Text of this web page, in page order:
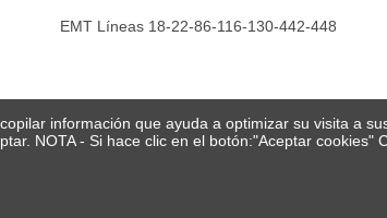
EMT Líneas 18-22-86-116-130-442-448
información que ayuda a optimizar su visita a
NOTA - Si hace clic en el botón:"Aceptar